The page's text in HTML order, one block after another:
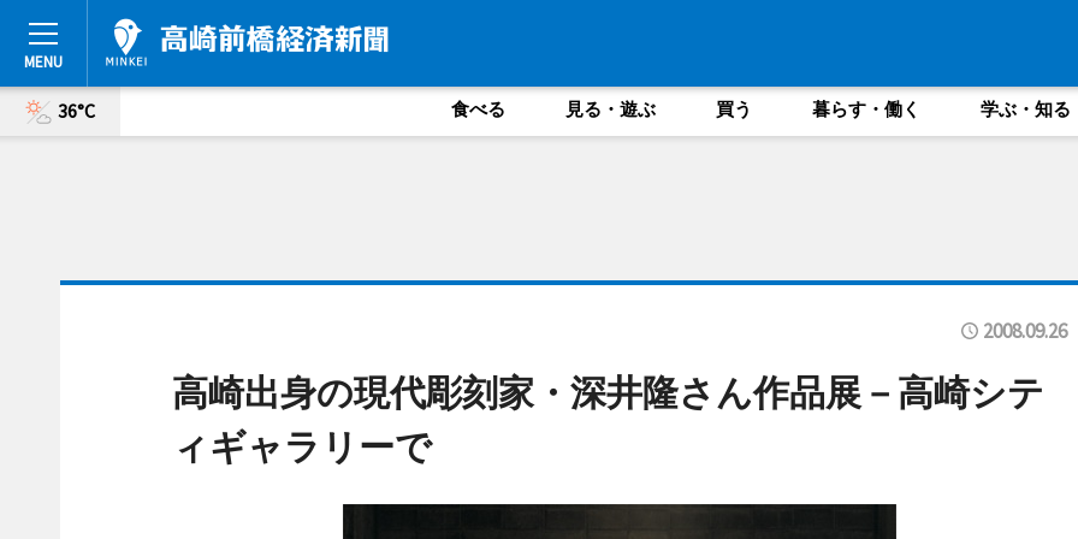
36°C 食べる 見る・遊ぶ 買う 暮らす・働く 学ぶ・知る
2008.09.26
高崎出身の現代彫刻家・深井隆さん作品展－高崎シテ
ィギャラリーで